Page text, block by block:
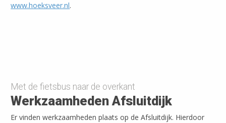
www.hoeksveer.nl.
Met de fietsbus naar de overkant
Werkzaamheden Afsluitdijk
Er vinden werkzaamheden plaats op de Afsluitdijk. Hierdoor